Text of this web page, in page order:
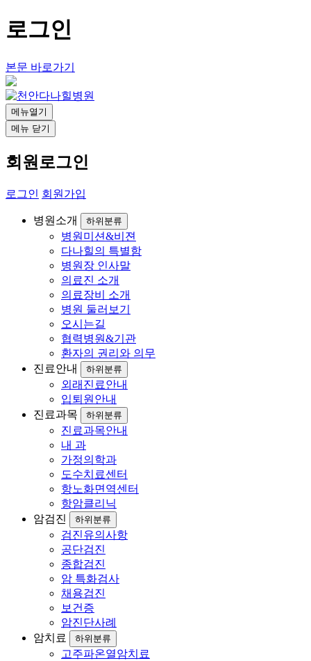
로그인
본문 바로가기
메뉴열기
메뉴 닫기
회원로그인
로그인 회원가입
병원소개 하위분류
병원미션&비젼
다나힐의 특별함
병원장 인사말
의료진 소개
의료장비 소개
병원 둘러보기
오시는길
협력병원&기관
환자의 권리와 의무
진료안내
하위분류
외래진료안내
입퇴원안내
진료과목
하위분류
진료과목안내
내 과
가정의학과
도수치료센터
항노화면역센터
항암클리닉
암검진
하위분류
검진유의사항
공단검진
종합검진
암 특화검사
채용검진
보건증
암진단사례
암치료
하위분류
고주파온열암치료